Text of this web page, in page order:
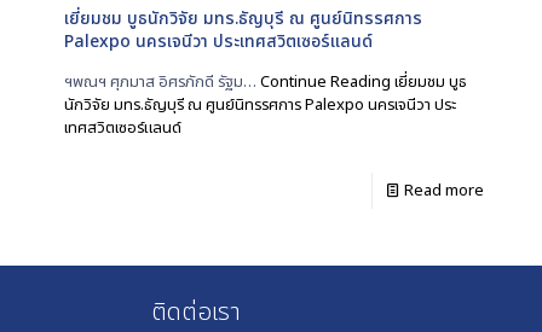
เยี่ยมชม บูธนักวิจัย มทร.ธัญบุรี ณ ศูนย์นิทรรศการ
Palexpo นครเจนีวา ประเทศสวิตเซอร์แลนด์
ฯพณฯ ศุภมาส อิศรภักดี รัฐม… Continue Reading เยี่ยมชม บูธ
นักวิจัย มทร.ธัญบุรี ณ ศูนย์นิทรรศการ Palexpo นครเจนีวา ประ
เทศสวิตเซอร์แลนด์
Read more
ติดต่อเรา